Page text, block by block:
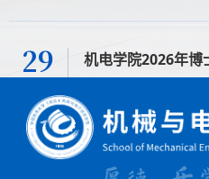
29
机电学院2026年博
24 机电学院2026年